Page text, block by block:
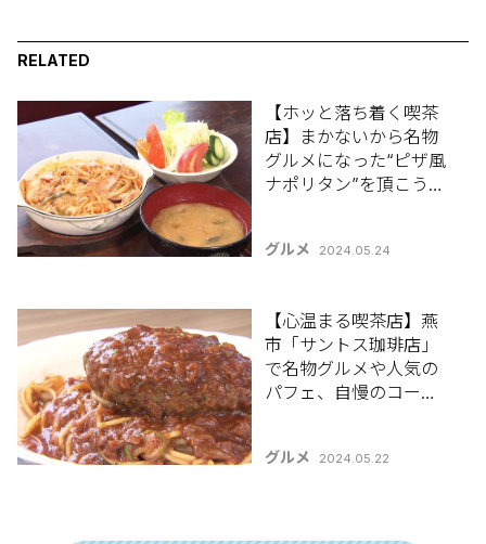
RELATED
【ホッと落ち着く喫茶
店】まかないから名物
グルメになった“ピザ風
ナポリタン”を頂こう♪
グルメ 2024.05.24
【心温まる喫茶店】燕
市「サントス珈琲店」
で名物グルメや人気の
パフェ、自慢のコーヒ
グルメ 2024.05.22